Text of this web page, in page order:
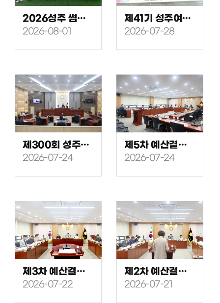
2026성주 썸머워터 바캉스 격려방문
2026-08-01
제41기 성주여성대학 개강식
2026-07-28
제300회 성주군의회(임시회) 제2차 본회의
2026-07-24
제5차 예산결산특별위원회
2026-07-24
제3차 예산결산특별위원회
2026-07-22
제2차 예산결산특별위원회
2026-07-21